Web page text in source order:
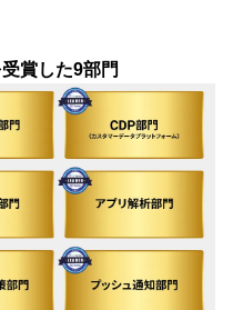
賞した9部門